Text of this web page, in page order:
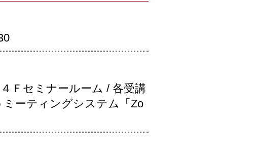
Ｆセミナールーム / 各受講
ーティングシステム「Zo